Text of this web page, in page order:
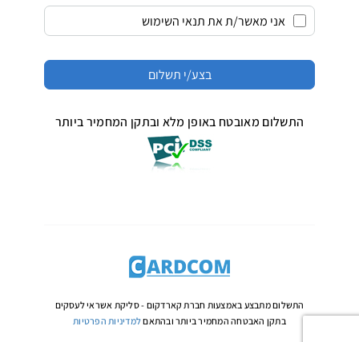
אני מאשר/ת את תנאי השימוש
התשלום מאובטח באופן מלא ובתקן המחמיר ביותר
התשלום מתבצע באמצעות חברת קארדקום -סליקת אשראי לעסקים
בתקן האבטחה המחמיר ביותר ובהתאםלמדיניות הפרטיות